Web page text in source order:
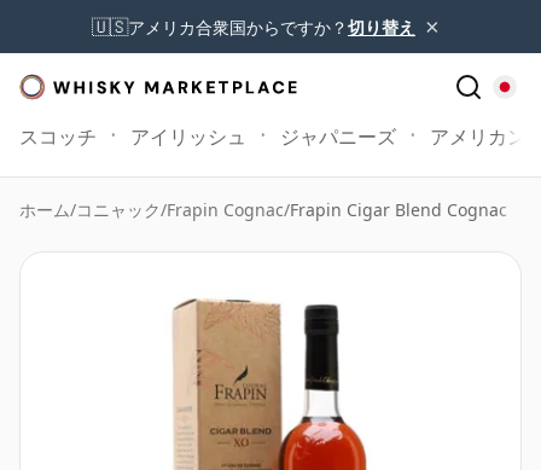
🇺🇸アメリカ合衆国からですか？切り替え ×
スコッチ アイリッシュ ジャパニーズ アメリカン
ホーム/コニャック/Frapin Cognac/Frapin Cigar Blend Cognac